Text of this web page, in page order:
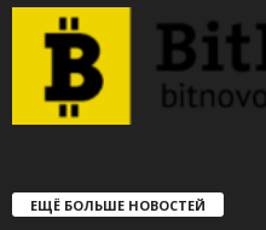
ЕЩЁ БОЛЬШЕ НОВОСТЕЙ